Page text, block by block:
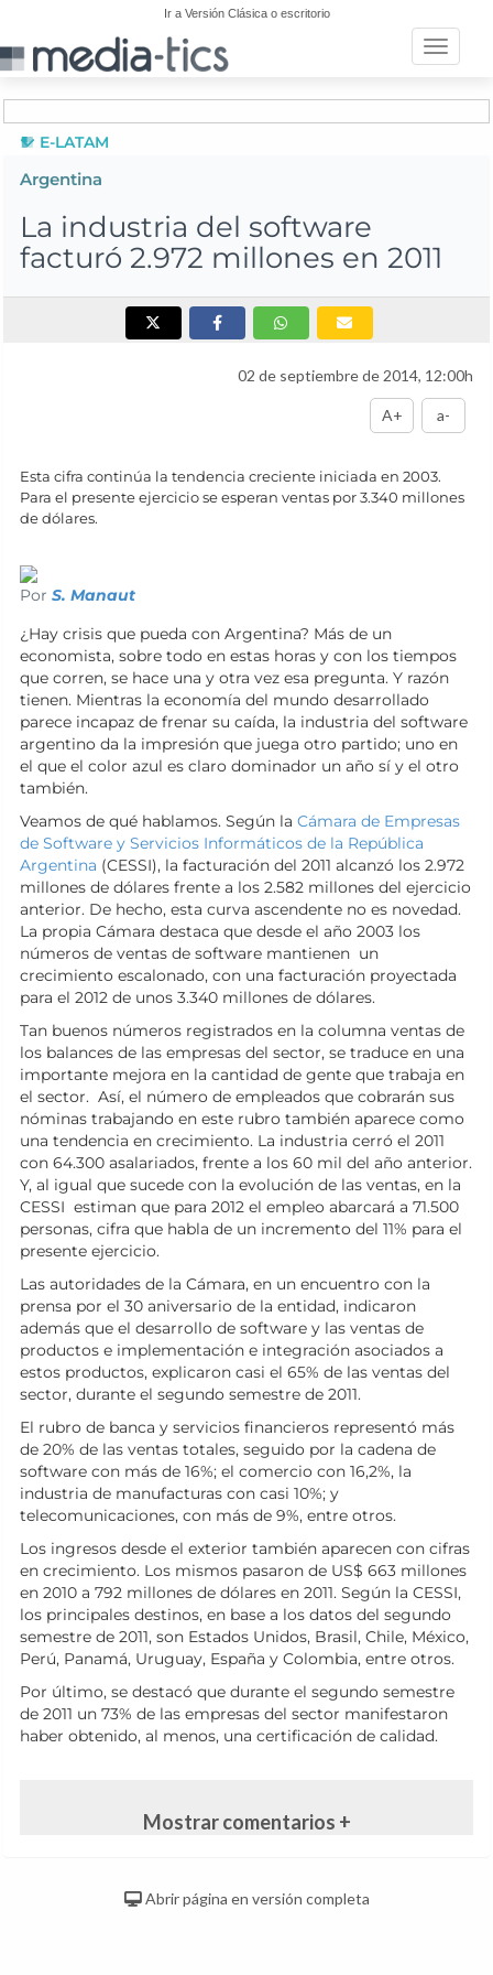
Ir a Versión Clásica o escritorio
Toggle
E-LATAM
Argentina
La industria del software
facturó 2.972 millones en 2011
02 de septiembre de 2014, 12:00h
A+ a-
Esta cifra continúa la tendencia creciente iniciada en 2003.
Para el presente ejercicio se esperan ventas por 3.340 millones
de dólares.
Por S. Manaut
¿Hay crisis que pueda con Argentina? Más de un
economista, sobre todo en estas horas y con los tiempos
que corren, se hace una y otra vez esa pregunta. Y razón
tienen. Mientras la economía del mundo desarrollado
parece incapaz de frenar su caída, la industria del software
argentino da la impresión que juega otro partido; uno en
el que el color azul es claro dominador un año sí y el otro
también.
Veamos de qué hablamos. Según la Cámara de Empresas
de Software y Servicios Informáticos de la República
Argentina (CESSI), la facturación del 2011 alcanzó los 2.972
millones de dólares frente a los 2.582 millones del ejercicio
anterior. De hecho, esta curva ascendente no es novedad.
La propia Cámara destaca que desde el año 2003 los
números de ventas de software mantienen un
crecimiento escalonado, con una facturación proyectada
para el 2012 de unos 3.340 millones de dólares.
Tan buenos números registrados en la columna ventas de
los balances de las empresas del sector, se traduce en una
importante mejora en la cantidad de gente que trabaja en
el sector. Así, el número de empleados que cobrarán sus
nóminas trabajando en este rubro también aparece como
una tendencia en crecimiento. La industria cerró el 2011
con 64.300 asalariados, frente a los 60 mil del año anterior.
Y, al igual que sucede con la evolución de las ventas, en la
CESSI estiman que para 2012 el empleo abarcará a 71.500
personas, cifra que habla de un incremento del 11% para el
presente ejercicio.
Las autoridades de la Cámara, en un encuentro con la
prensa por el 30 aniversario de la entidad, indicaron
además que el desarrollo de software y las ventas de
productos e implementación e integración asociados a
estos productos, explicaron casi el 65% de las ventas del
sector, durante el segundo semestre de 2011.
El rubro de banca y servicios financieros representó más
de 20% de las ventas totales, seguido por la cadena de
software con más de 16%; el comercio con 16,2%, la
industria de manufacturas con casi 10%; y
telecomunicaciones, con más de 9%, entre otros.
Los ingresos desde el exterior también aparecen con cifras
en crecimiento. Los mismos pasaron de US$ 663 millones
en 2010 a 792 millones de dólares en 2011. Según la CESSI,
los principales destinos, en base a los datos del segundo
semestre de 2011, son Estados Unidos, Brasil, Chile, México,
Perú, Panamá, Uruguay, España y Colombia, entre otros.
Por último, se destacó que durante el segundo semestre
de 2011 un 73% de las empresas del sector manifestaron
haber obtenido, al menos, una certificación de calidad.
Mostrar comentarios +
Abrir página en versión completa